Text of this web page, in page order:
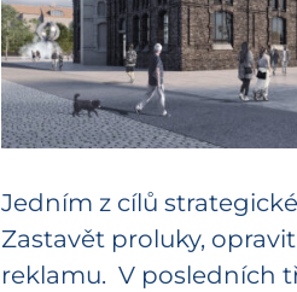
Jedním z cílů
Zastavět proluky,
reklamu. V posledních